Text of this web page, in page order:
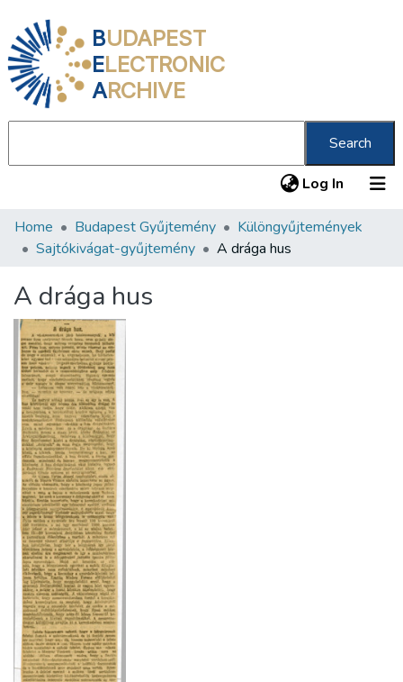
BUDAPEST
ELECTRONIC
ARCHIVE
Search
Log In (current)
Communities & Collections
Statistics
About us
Home Budapest Gyűjtemény
Különgyűjtemények
Sajtókivágat-gyűjtemény
A drága hus
A drága hus